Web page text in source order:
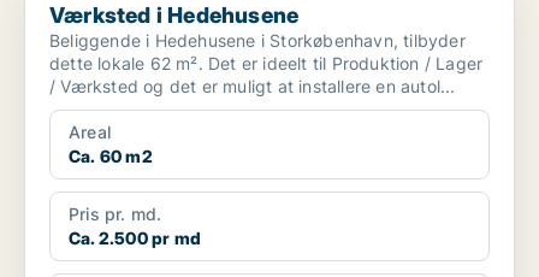
Værksted i Hedehusene
Beliggende i Hedehusene i Storkøbenhavn, tilbyder
dette lokale 62 m². Det er ideelt til Produktion / Lager
/ Værksted og det er muligt at installere en autol...
Areal
Ca. 60 m2
Pris pr. md.
Ca. 2.500 pr md